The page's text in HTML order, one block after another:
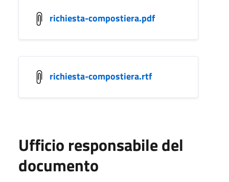
richiesta-compostiera.pdf
richiesta-compostiera.rtf
Ufficio responsabile del
documento